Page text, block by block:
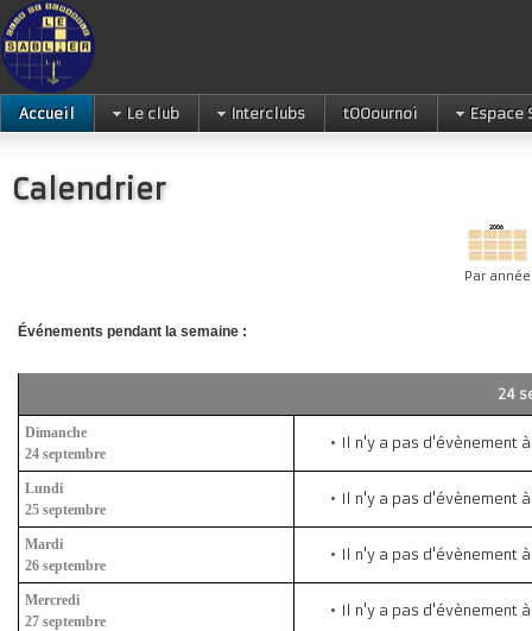
Accueil Le club Interclubs tOOournoi Espace
Calendrier
Par année
Événements pendant la semaine :
24
Dimanche
24 septembre
Il n'y a pas d'évènement
Lundi
25 septembre
Il n'y a pas d'évènement
Mardi
26 septembre
Il n'y a pas d'évènement
Mercredi
27 septembre
Il n'y a pas d'évènement